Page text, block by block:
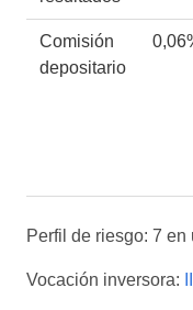
Comisión
depositario
Perfil de riesgo: 7
Vocación inversora: